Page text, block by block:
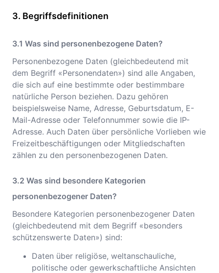
Begriffsdefinitionen
Was sind personenbezogene Daten?
Personenbezogene Daten (gleichbedeutend mit
dem Begriff «Personendaten») sind alle Angaben,
die sich auf eine bestimmte oder bestimmbare
natürliche Person beziehen. Dazu gehören
beispielsweise Name, Adresse, Geburtsdatum, E-
Mail-Adresse oder Telefonnummer sowie die IP-
Adresse. Auch Daten über persönliche Vorlieben wie
Freizeitbeschäftigungen oder Mitgliedschaften
zählen zu den personenbezogenen Daten.
Was sind besondere Kategorien
personenbezogener Daten?
Besondere Kategorien personenbezogener Daten
(gleichbedeutend mit dem Begriff «besonders
schützenswerte Daten») sind:
Daten über religiöse, weltanschauliche,
politische oder gewerkschaftliche Ansichten